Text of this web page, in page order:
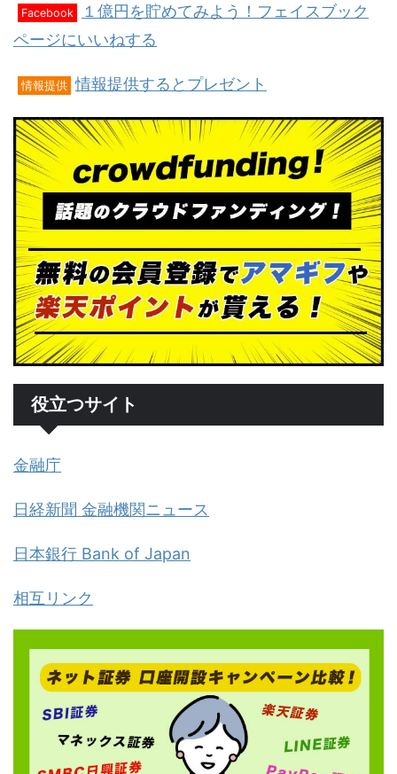
Facebook
１億円を貯めてみよう！フェイスブック
ページにいいねする
情報提供 情報提供するとプレゼント
役立つサイト
金融庁
日経新聞 金融機関ニュース
日本銀行 Bank of Japan
相互リンク